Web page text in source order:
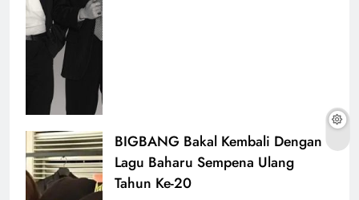
BIGBANG Bakal Kembali Dengan
Lagu Baharu Sempena Ulang
Tahun Ke-20